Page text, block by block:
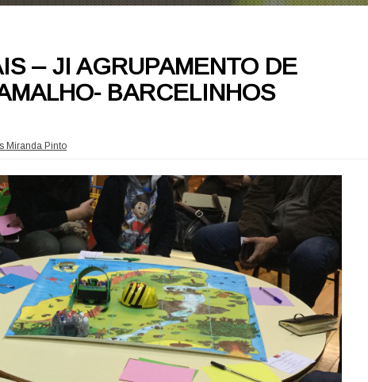
– JI AGRUPAMENTO DE
BARCELINHOS
Miranda Pinto